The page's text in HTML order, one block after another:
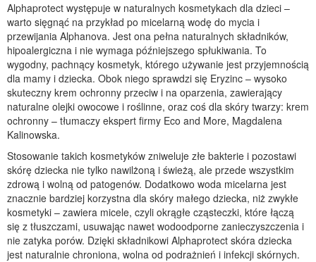
Alphaprotect występuje w naturalnych kosmetykach dla dzieci –
warto sięgnąć na przykład po micelarną wodę do mycia i
przewijania Alphanova. Jest ona pełna naturalnych składników,
hipoalergiczna i nie wymaga późniejszego spłukiwania. To
wygodny, pachnący kosmetyk, którego używanie jest przyjemnością
dla mamy i dziecka. Obok niego sprawdzi się Eryzinc – wysoko
skuteczny krem ochronny przeciw i na oparzenia, zawierający
naturalne olejki owocowe i roślinne, oraz coś dla skóry twarzy: krem
ochronny – tłumaczy ekspert firmy Eco and More, Magdalena
Kalinowska.
Stosowanie takich kosmetyków zniweluje złe bakterie i pozostawi
skórę dziecka nie tylko nawilżoną i świeżą, ale przede wszystkim
zdrową i wolną od patogenów. Dodatkowo woda micelarna jest
znacznie bardziej korzystna dla skóry małego dziecka, niż zwykłe
kosmetyki – zawiera micele, czyli okrągłe cząsteczki, które łączą
się z tłuszczami, usuwając nawet wodoodporne zanieczyszczenia i
nie zatyka porów. Dzięki składnikowi Alphaprotect skóra dziecka
jest naturalnie chroniona, wolna od podrażnień i infekcji skórnych.